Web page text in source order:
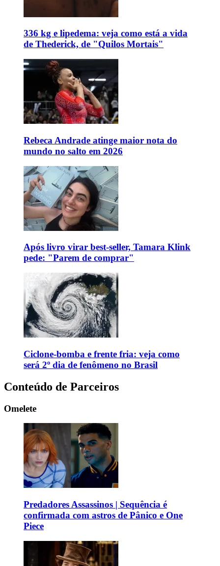
336 kg e lipedema: veja como está a vida
de Thederick, de "Quilos Mortais"
Rebeca Andrade atinge maior nota do
mundo no salto em 2026
Após livro virar best-seller, Tamara Klink
pede: "Parem de comprar"
Ciclone-bomba e frente fria: veja como
será 2º dia de fenômeno no Brasil
Conteúdo de Parceiros
Omelete
Predadores Assassinos | Sequência é
confirmada com astros de Pânico e One
Piece